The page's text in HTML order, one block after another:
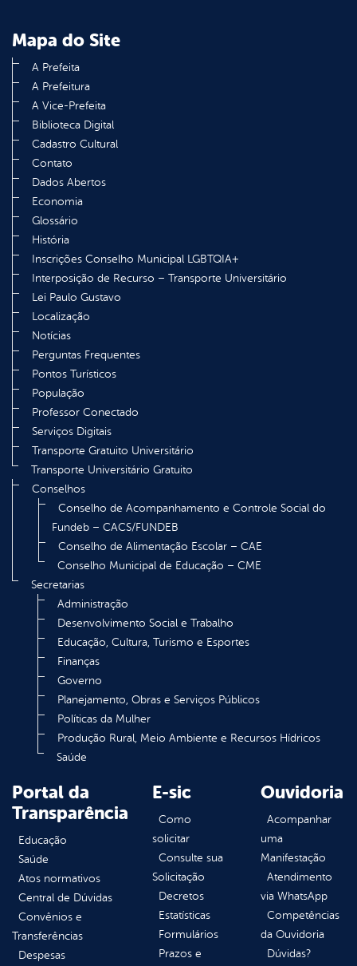
Mapa do Site
A Prefeita
A Prefeitura
A Vice-Prefeita
Biblioteca Digital
Cadastro Cultural
Contato
Dados Abertos
Economia
Glossário
História
Inscrições Conselho Municipal LGBTQIA+
Interposição de Recurso – Transporte Universitário
Lei Paulo Gustavo
Localização
Notícias
Perguntas Frequentes
Pontos Turísticos
População
Professor Conectado
Serviços Digitais
Transporte Gratuito Universitário
Transporte Universitário Gratuito
Conselhos
Conselho de Acompanhamento e Controle Social do
Fundeb – CACS/FUNDEB
Conselho de Alimentação Escolar – CAE
Conselho Municipal de Educação – CME
Secretarias
Administração
Desenvolvimento Social e Trabalho
Educação, Cultura, Turismo e Esportes
Finanças
Governo
Planejamento, Obras e Serviços Públicos
Políticas da Mulher
Produção Rural, Meio Ambiente e Recursos Hídricos
Saúde
Portal da
Transparência
Educação
Saúde
Atos normativos
Central de Dúvidas
Convênios e
Transferências
Despesas
E-sic
Como
solicitar
Consulte sua
Solicitação
Decretos
Estatísticas
Formulários
Prazos e
Ouvidoria
Acompanhar
uma
Manifestação
Atendimento
via WhatsApp
Competências
da Ouvidoria
Dúvidas?